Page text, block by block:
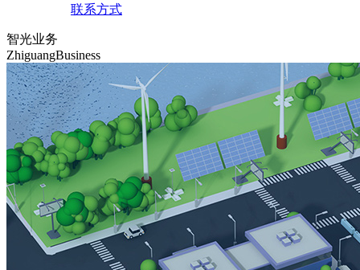
联系方式
智光业务
ZhiguangBusiness